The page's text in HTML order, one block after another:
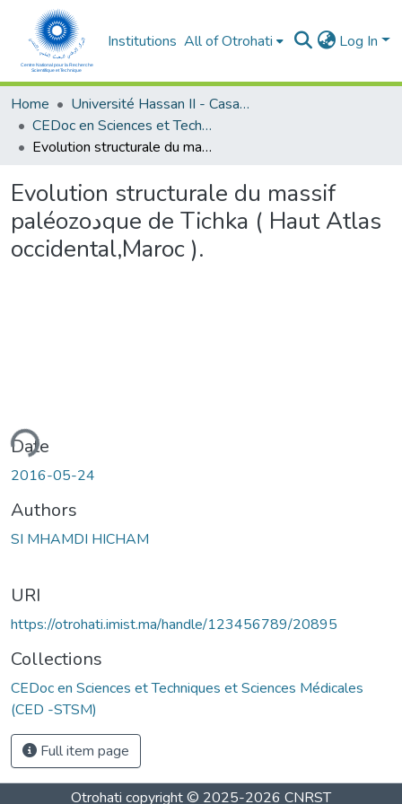
Institutions All of Otrohati Log In
Home
Université Hassan II - Casablanca
CEDoc en Sciences et Techniques et Sciences Médicales (CED -STSM)
Evolution structurale du massif paléozoدque de Tichka ( Haut Atlas occidental,Maroc ).
Evolution structurale du massif
paléozoدque de Tichka ( Haut Atlas
occidental,Maroc ).
Date
2016-05-24
Authors
SI MHAMDI HICHAM
URI
https://otrohati.imist.ma/handle/123456789/20895
Collections
CEDoc en Sciences et Techniques et Sciences Médicales
(CED -STSM)
Full item page
Otrohati copyright © 2025-2026 CNRST